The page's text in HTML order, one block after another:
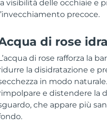
visibilità delle occhiaie e
precoce.
di rose
di rose rafforza la
la disidratazione e
in modo
e distendere la
che appare più